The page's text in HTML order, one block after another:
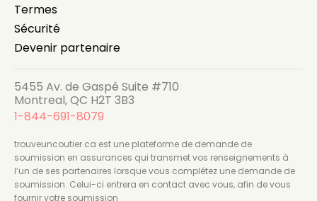
Termes
Sécurité
Devenir partenaire
5455 Av. de Gaspé Suite #710
Montreal, QC H2T 3B3
1-844-691-8079
trouveuncoutier.ca est une plateforme de demande de
soumission en assurances qui transmet vos renseignements à
l’un de ses partenaires lorsque vous complétez une demande de
soumission. Celui-ci entrera en contact avec vous, afin de vous
fournir votre soumission